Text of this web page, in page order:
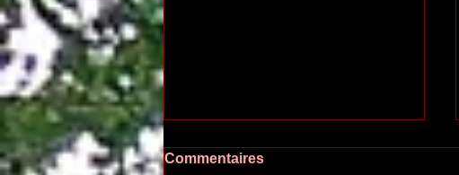
Commentaires